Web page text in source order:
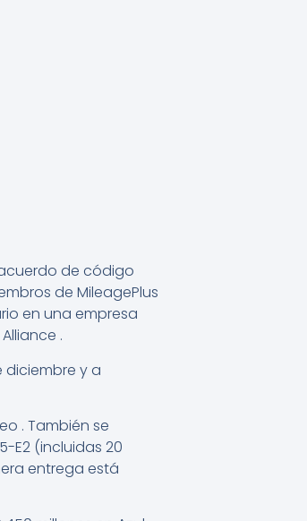
de código
de MileagePlus
en una empresa
.
diciembre y a
. También se
E2 (incluidas 20
entrega está